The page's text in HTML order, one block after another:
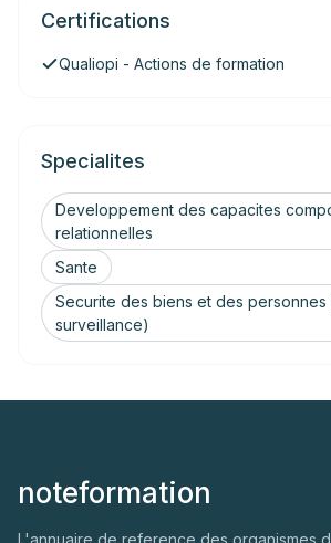
Certifications
Qualiopi - Actions de formation
Specialites
Developpement des capacites
relationnelles
Sante
Securite des biens et des personnes
surveillance)
noteformation
L'annuaire de reference des organismes